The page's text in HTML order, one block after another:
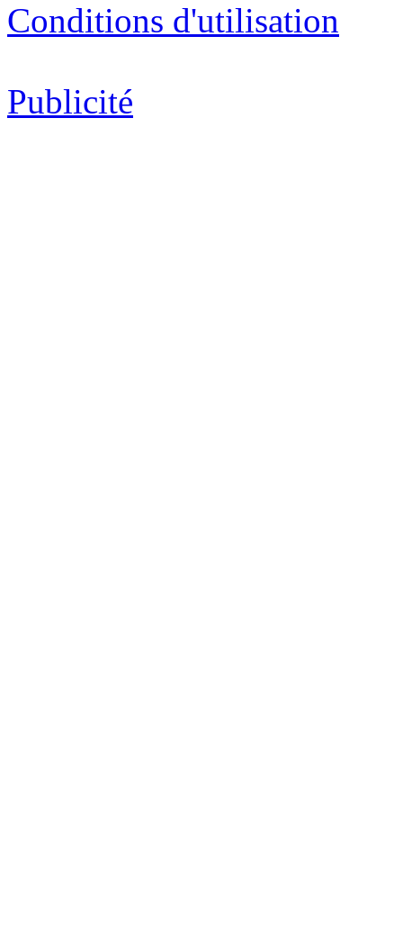
Conditions d'utilisation
Publicité